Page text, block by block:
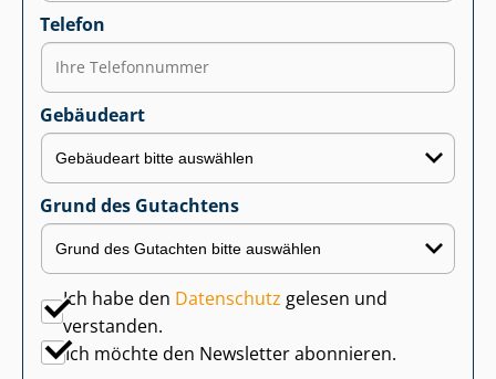
Telefon
Gebäudeart
Grund des Gutachtens
Ich habe den Datenschutz gelesen und
verstanden.
Ich möchte den Newsletter abonnieren.